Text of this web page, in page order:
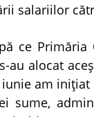
salariilor
ce Primăria
au alocat
am
sume,